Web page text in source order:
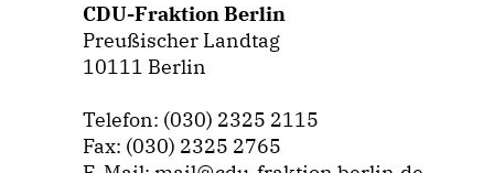
CDU-Fraktion Berlin
Preußischer Landtag
10111 Berlin
Telefon: (030) 2325 2115
Fax: (030) 2325 2765